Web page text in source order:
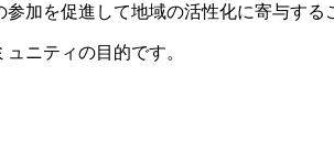
参加を促進して地域の活性化に寄与する
ニティの目的です。